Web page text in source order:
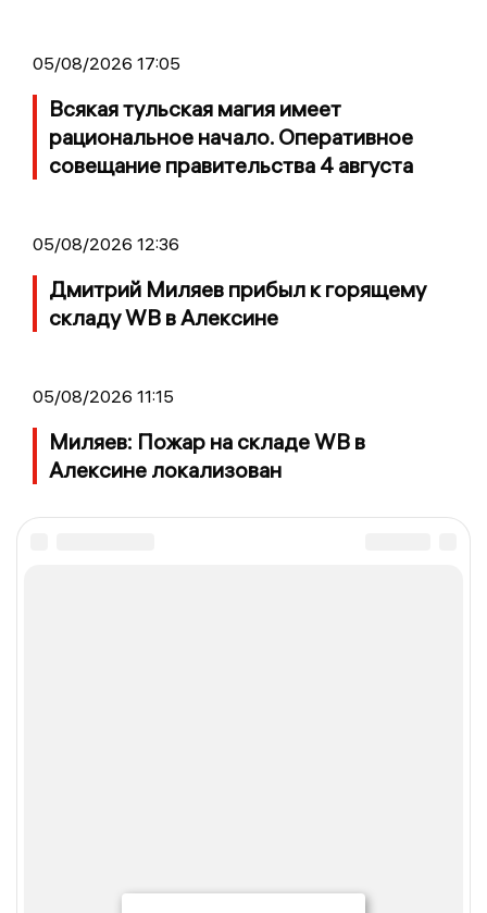
05/08/2026 17:05
Всякая тульская магия имеет
рациональное начало. Оперативное
совещание правительства 4 августа
05/08/2026 12:36
Дмитрий Миляев прибыл к горящему
складу WB в Алексине
05/08/2026 11:15
Миляев: Пожар на складе WB в
Алексине локализован